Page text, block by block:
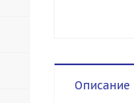
Описание